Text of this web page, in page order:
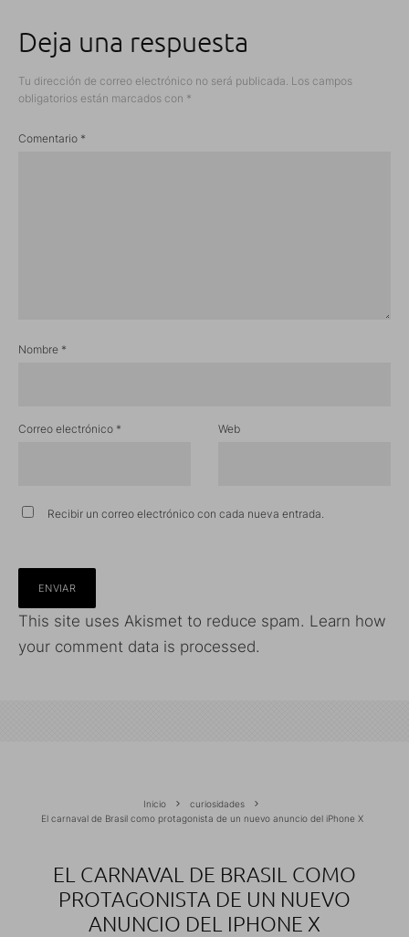
Deja una respuesta
Tu dirección de correo electrónico no será publicada. Los campos
obligatorios están marcados con *
Comentario *
Nombre *
Correo electrónico * Web
Recibir un correo electrónico con cada nueva entrada.
This site uses Akismet to reduce spam. Learn how
your comment data is processed.
Inicio
curiosidades
El carnaval de Brasil como protagonista de un nuevo anuncio del iPhone X
EL CARNAVAL DE BRASIL COMO
PROTAGONISTA DE UN NUEVO
ANUNCIO DEL IPHONE X